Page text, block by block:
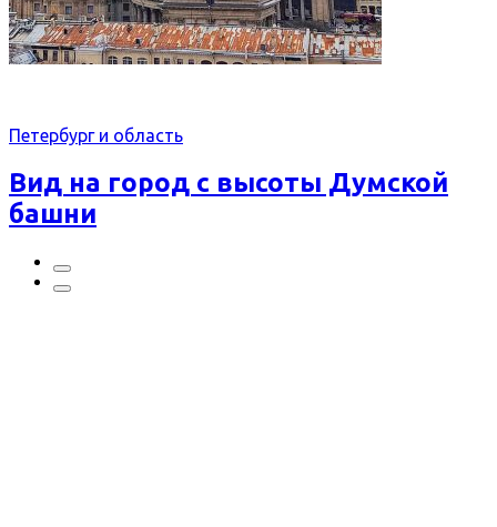
Петербург и область
Вид на город с высоты Думской
башни